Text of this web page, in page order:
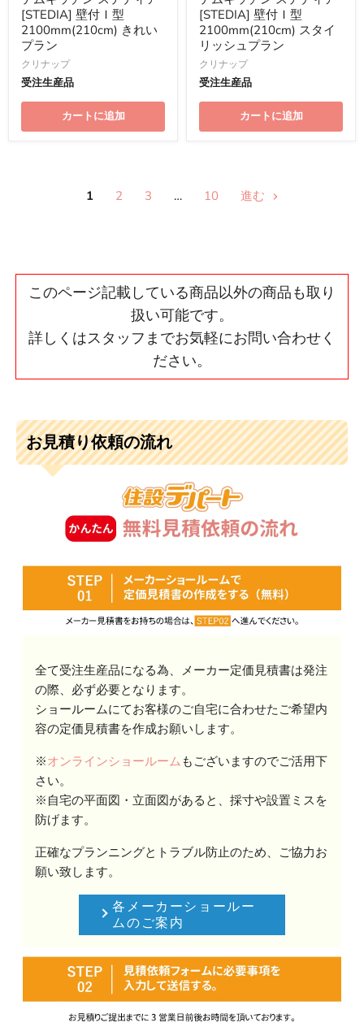
格
[STEDIA] 壁付Ｉ型
2100mm(210cm) きれい
プラン
クリナップ
受注生産品
カートに追加
格
[STEDIA] 壁付Ｉ型
2100mm(210cm) スタイ
リッシュプラン
クリナップ
受注生産品
カートに追加
1 2 3 … 10 進む
このページ記載している商品以外の商品も取り
扱い可能です。
詳しくはスタッフまでお気軽にお問い合わせく
ださい。
お見積り依頼の流れ
全て受注生産品になる為、メーカー定価見積書は発注
の際、必ず必要となります。
ショールームにてお客様のご自宅に合わせたご希望内
容の定価見積書を作成お願いします。
※オンラインショールーム もございますのでご活用下
さい。
※自宅の平面図・立面図があると、採寸や設置ミスを
防げます。
正確なプランニングとトラブル防止のため、ご協力お
願い致します。
各メーカーショールー
ムのご案内